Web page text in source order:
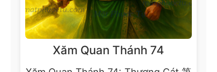
Xăm Quan Thánh 74